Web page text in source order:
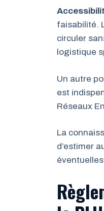
faisabilité.
circuler
logistique
Un autre
est
Réseaux
La
d’estimer